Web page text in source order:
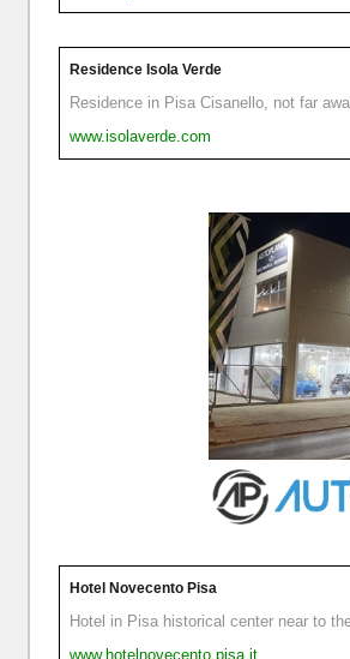
Residence Isola Verde
Residence in Pisa Cisanello, not far
www.isolaverde.com
Hotel Novecento Pisa
Hotel in Pisa historical center near to
www.hotelnovecento.pisa.it